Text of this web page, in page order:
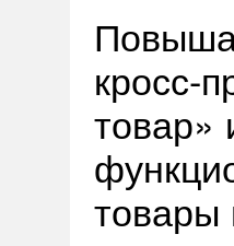
кросс-
товар»
товары